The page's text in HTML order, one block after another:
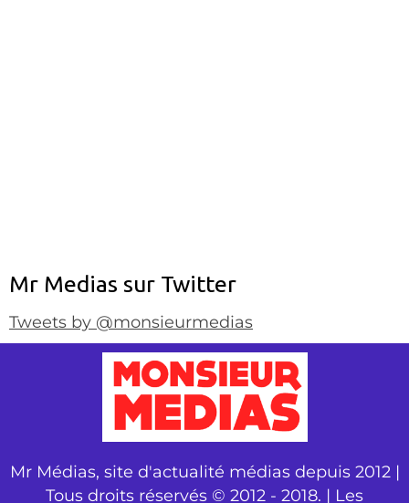
Mr Medias sur Twitter
Tweets by @monsieurmedias
Mr Médias, site d'actualité médias depuis 2012 |
Tous droits réservés © 2012 - 2018. | Les